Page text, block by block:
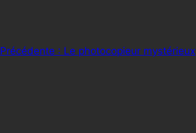
Précédente : Le photocopieur mystérieux